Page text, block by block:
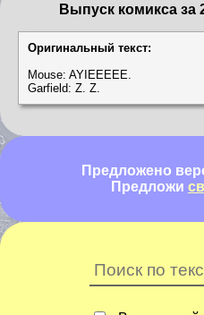
Выпуск комикса за
Оригинальный текст:
Mouse: AYIEEEEE.
Garfield: Z. Z.
Предложено
Предложи